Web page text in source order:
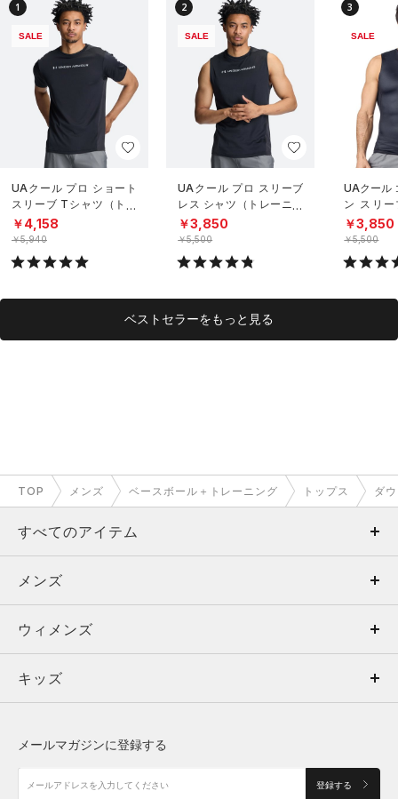
1
SALE
UAクール プロ ショート
スリーブ Tシャツ（トレ
ーニング/MEN）
￥4,158
￥5,940
2
SALE
UAクール プロ スリーブ
レス シャツ（トレーニン
グ/MEN）
￥3,850
￥5,500
3
SALE
UAクール
ン スリ
（トレー
￥3,850
￥5,500
ベストセラーをもっと見る
TOP メンズ ベースボール＋トレーニング トップス ダ
すべてのアイテム
メンズ
ウィメンズ
キッズ
アクセサリー
メンズ
トップス
ボトムス
アクセサリー
ウィメンズ
トップス
シューズ
キッズ
メールマガジンに登録する
登録する